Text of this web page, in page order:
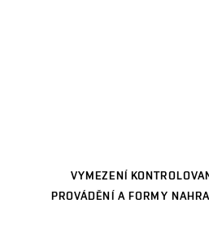
VYMEZENÍ
PROVÁDĚNÍ A FORMY